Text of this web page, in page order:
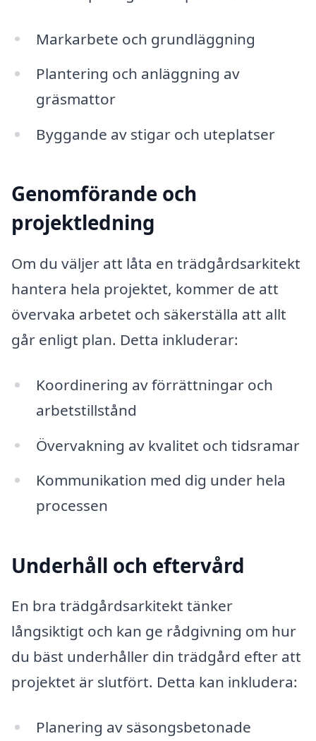
Markarbete och grundläggning
Plantering och anläggning av
gräsmattor
Byggande av stigar och uteplatser
Genomförande och
projektledning
Om du väljer att låta en trädgårdsarkitekt
hantera hela projektet, kommer de att
övervaka arbetet och säkerställa att allt
går enligt plan. Detta inkluderar:
Koordinering av förrättningar och
arbetstillstånd
Övervakning av kvalitet och tidsramar
Kommunikation med dig under hela
processen
Underhåll och eftervård
En bra trädgårdsarkitekt tänker
långsiktigt och kan ge rådgivning om hur
du bäst underhåller din trädgård efter att
projektet är slutfört. Detta kan inkludera:
Planering av säsongsbetonade